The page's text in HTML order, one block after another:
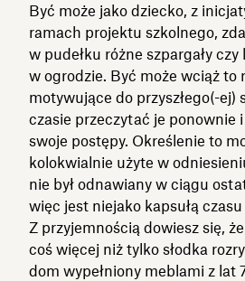
Być może jako dziecko, z
ramach projektu szkolnego,
w pudełku różne szpargały
w ogrodzie. Być może wciąż to
motywujące do przyszłego(-ej)
czasie przeczytać je ponownie
swoje postępy. Określenie to
kolokwialnie użyte w
nie był odnawiany w ciągu
więc jest niejako kapsułą
Z przyjemnością dowiesz się,
coś więcej niż tylko słodka
dom wypełniony meblami z lat